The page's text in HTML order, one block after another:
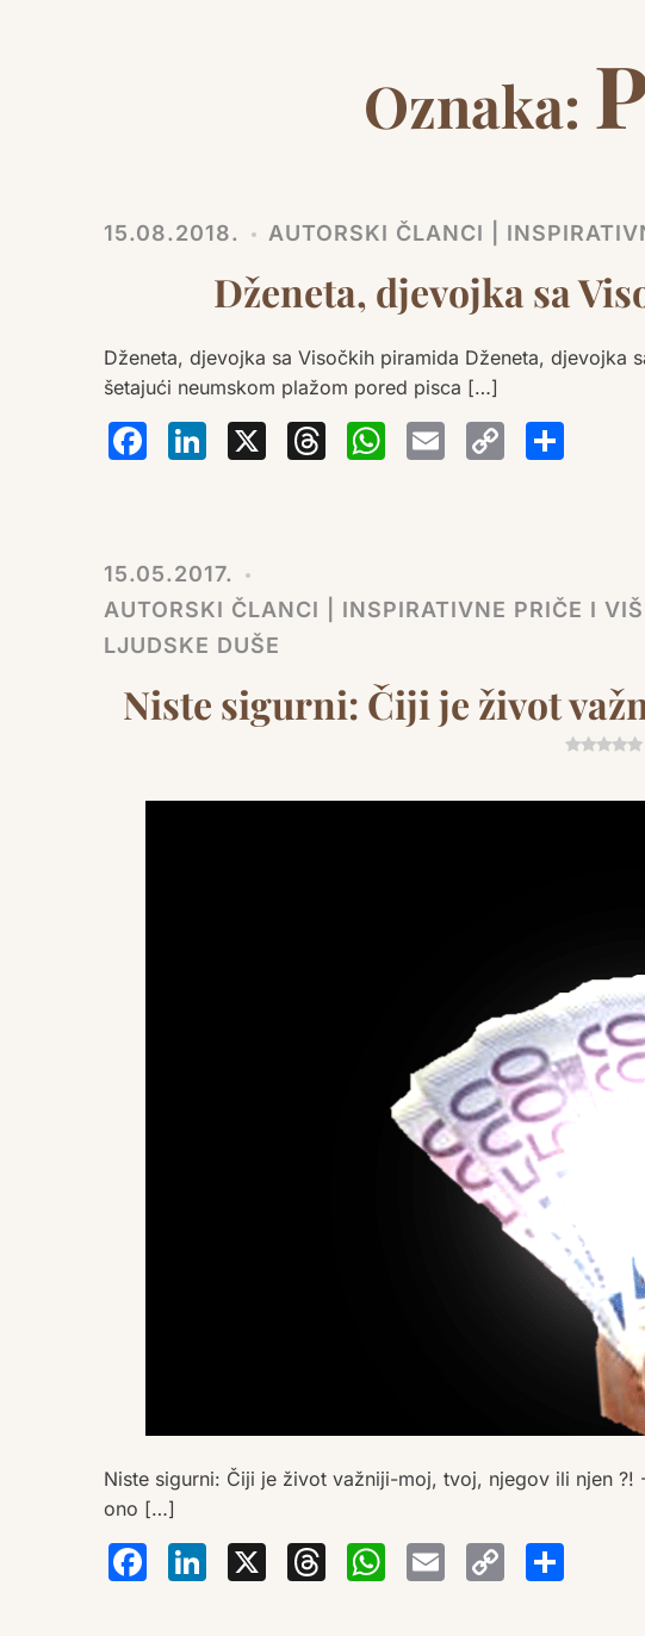
Oznaka:
15.08.2018. AUTORSKI ČLANCI |
Dženeta, djevojka sa
Dženeta, djevojka sa Visočkih piramida Dženeta, djevojka
šetajući neumskom plažom pored pisca […]
Facebook
LinkedIn
X Threads
WhatsApp
EmailCopy
Link
15.05.2017.
AUTORSKI ČLANCI | INSPIRATIVNE PRIČE I
LJUDSKE DUŠE
Niste sigurni: Čiji je život
Niste sigurni: Čiji je život važniji-moj, tvoj, njegov ili njen
ono […]
Facebook
LinkedIn
X Threads
WhatsApp
EmailCopy
Link